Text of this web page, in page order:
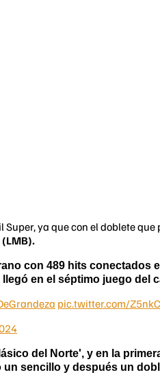
ya que con el doblete
(LMB).
con 489 hits
en el séptimo juego del
pic.twitter.com/
del Norte', y en la
un sencillo y después un